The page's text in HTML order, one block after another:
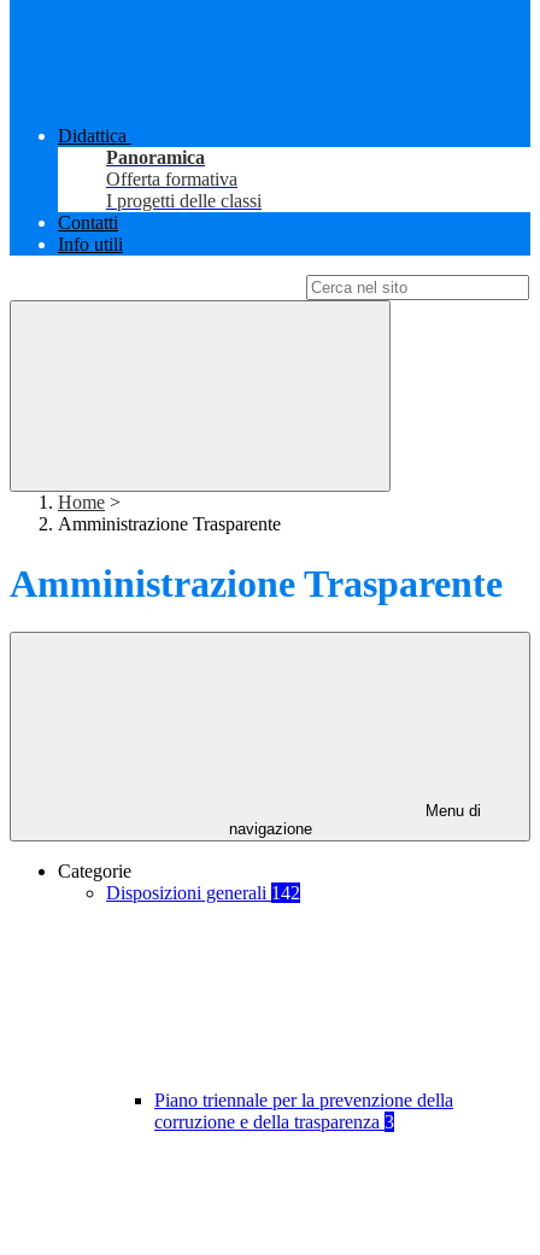
Didattica
Panoramica
Offerta formativa
I progetti delle classi
Contatti
Info utili
Home >
Amministrazione Trasparente
Amministrazione Trasparente
Menu di
navigazione
Categorie
Disposizioni generali 142
Piano triennale per la prevenzione della
corruzione e della trasparenza 3